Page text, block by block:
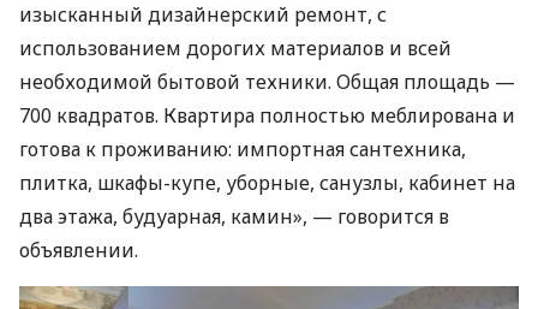
изысканный дизайнерский ремонт, с
использованием дорогих материалов и всей
необходимой бытовой техники. Общая площадь —
700 квадратов. Квартира полностью меблирована и
готова к проживанию: импортная сантехника,
плитка, шкафы-купе, уборные, санузлы, кабинет на
два этажа, будуарная, камин», — говорится в
объявлении.